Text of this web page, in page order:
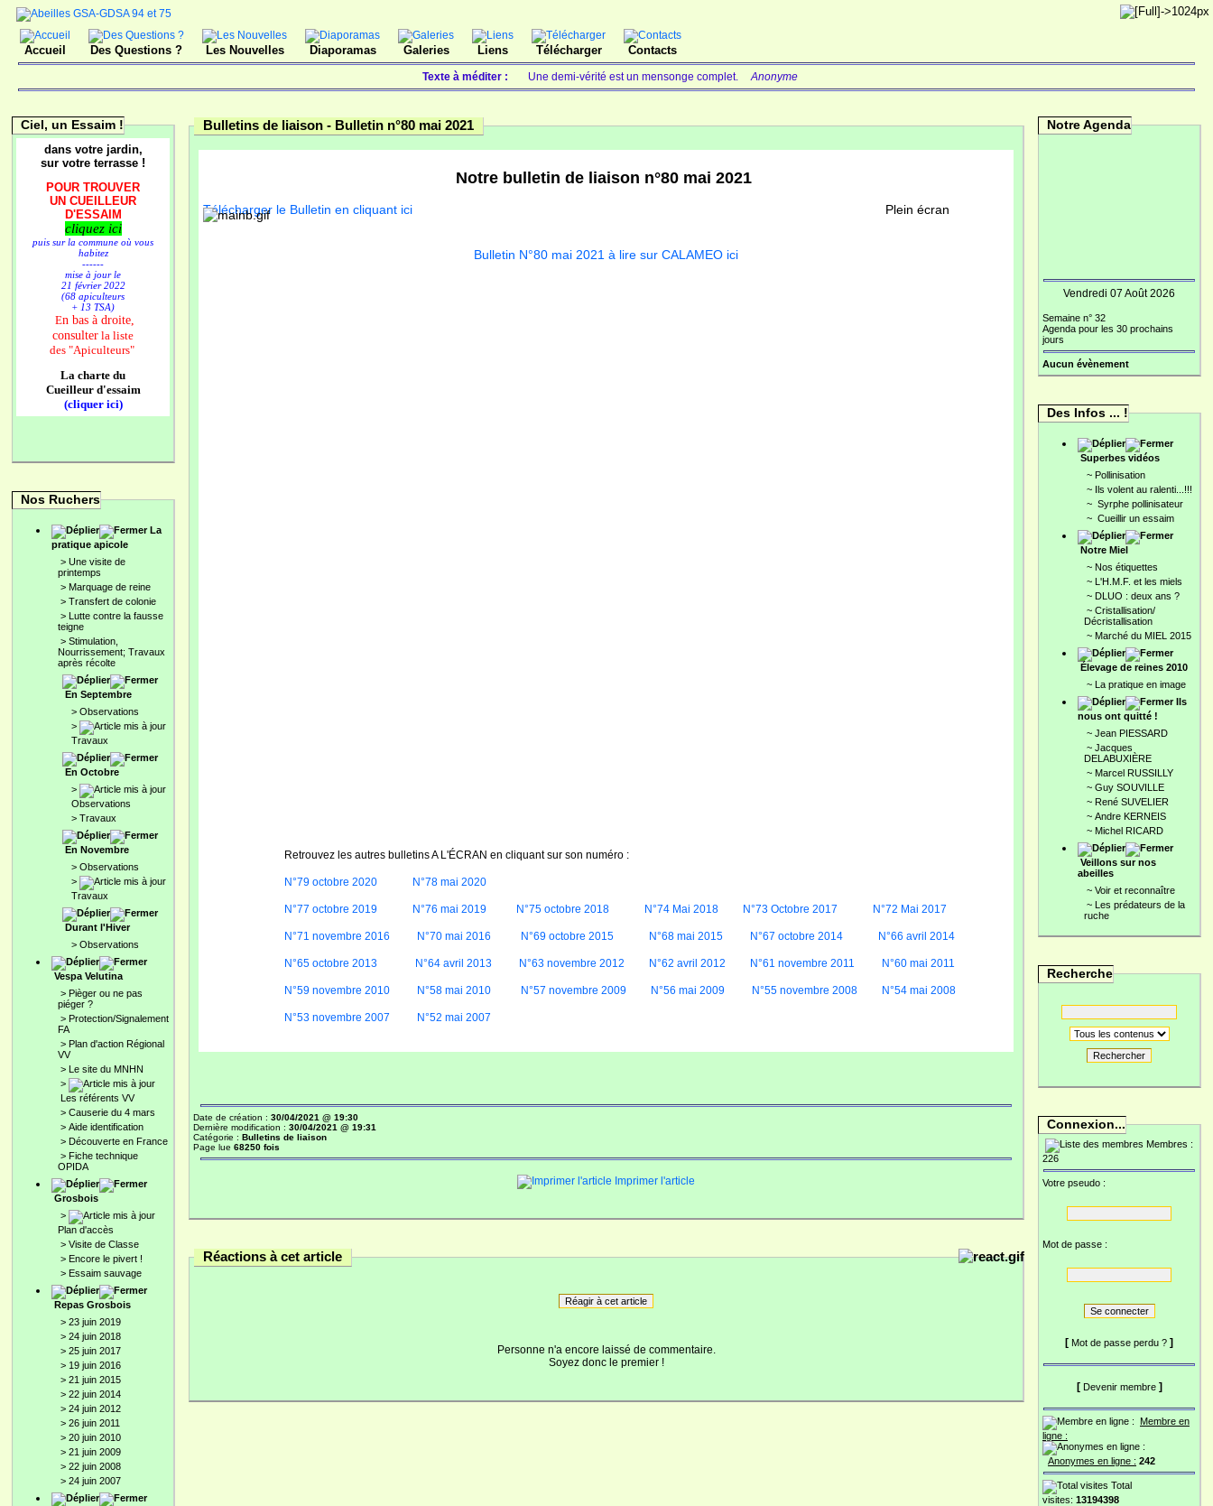
Accueil Des Questions ? Les Nouvelles Diaporamas Galeries Liens Télécharger Contacts
Texte à méditer : Une demi-vérité est un mensonge complet. Anonyme
Ciel, un Essaim !
dans votre jardin,
sur votre terrasse !
POUR TROUVER
UN CUEILLEUR
D'ESSAIM
cliquez ici
puis sur la commune où vous
habitez
------
mise à jour le
21 février 2022
(68 apiculteurs
+ 13 TSA)
En bas à droite,
consulter la liste
des "Apiculteurs"
La charte du
Cueilleur d'essaim
(cliquer ici)
Nos Ruchers
La
pratique apicole
> Une visite de
printemps
> Marquage de reine
> Transfert de colonie
> Lutte contre la fausse
teigne
> Stimulation,
Nourrissement; Travaux
après récolte
En Septembre
> Observations
>
Travaux
En Octobre
>
Observations
> Travaux
En Novembre
> Observations
>
Travaux
Durant l'Hiver
> Observations
Vespa Velutina
> Pièger ou ne pas
piéger ?
> Protection/Signalement
FA
> Plan d'action Régional
VV
> Le site du MNHN
>
Les référents VV
> Causerie du 4 mars
> Aide identification
> Découverte en France
> Fiche technique
OPIDA
Grosbois
>
Plan d'accès
> Visite de Classe
> Encore le pivert !
> Essaim sauvage
Repas Grosbois
> 23 juin 2019
> 24 juin 2018
> 25 juin 2017
> 19 juin 2016
> 21 juin 2015
> 22 juin 2014
> 24 juin 2012
> 26 juin 2011
> 20 juin 2010
> 21 juin 2009
> 22 juin 2008
> 24 juin 2007
Bulletins de liaison - Bulletin n°80 mai 2021
Notre bulletin de liaison n°80 mai 2021
Télécharger le Bulletin en cliquant ici Plein écran
Bulletin N°80 mai 2021 à lire sur CALAMEO ici
Retrouvez les autres bulletins A L'ÉCRAN en cliquant sur son numéro :
N°79 octobre 2020 N°78 mai 2020
N°77 octobre 2019 N°76 mai 2019 N°75 octobre 2018 N°74 Mai 2018 N°73 Octobre 2017 N°72 Mai 2017
N°71 novembre 2016 N°70 mai 2016 N°69 octobre 2015 N°68 mai 2015 N°67 octobre 2014 N°66 avril 2014
N°65 octobre 2013 N°64 avril 2013 N°63 novembre 2012 N°62 avril 2012 N°61 novembre 2011 N°60 mai 2011
N°59 novembre 2010 N°58 mai 2010 N°57 novembre 2009 N°56 mai 2009 N°55 novembre 2008 N°54 mai 2008
N°53 novembre 2007 N°52 mai 2007
Date de création : 30/04/2021 @ 19:30
Dernière modification : 30/04/2021 @ 19:31
Catégorie : Bulletins de liaison
Page lue 68250 fois
Imprimer l'article
Réactions à cet article
Réagir à cet article
Personne n'a encore laissé de commentaire.
Soyez donc le premier !
Notre Agenda
Vendredi 07 Août 2026
Semaine n° 32
Agenda pour les 30 prochains
jours
Aucun évènement
Des Infos ... !
Superbes vidéos
~ Pollinisation
~ Ils volent au ralenti...!!!
~ Syrphe pollinisateur
~ Cueillir un essaim
Notre Miel
~ Nos étiquettes
~ L'H.M.F. et les miels
~ DLUO : deux ans ?
~ Cristallisation/
Décristallisation
~ Marché du MIEL 2015
Élevage de reines 2010
~ La pratique en image
Ils
nous ont quitté !
~ Jean PIESSARD
~ Jacques
DELABUXIÈRE
~ Marcel RUSSILLY
~ Guy SOUVILLE
~ René SUVELIER
~ Andre KERNEIS
~ Michel RICARD
Veillons sur nos
abeilles
~ Voir et reconnaître
~ Les prédateurs de la
ruche
Recherche
Rechercher
Connexion...
Membres :
226
Votre pseudo :
Mot de passe :
[ Mot de passe perdu ? ]
[ Devenir membre]
Membre en
ligne :
Anonymes en ligne : 242
Total
visites: 13194398